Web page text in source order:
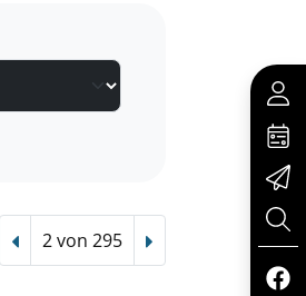
Vorheriger Treffer
2 von 295 Nächster Treffer